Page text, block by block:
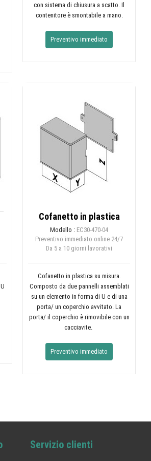
con sistema di chiusura a scatto. Il
contenitore è smontabile a mano.
Preventivo immediato
Cofanetto in plastica
Modello : EC30-470-04
Preventivo immediato online 24/7
Da 5 a 10 giorni lavorativi
Cofanetto in plastica su misura.
Composto da due pannelli assemblati
su un elemento in forma di U e di una
porta/ un coperchio avvitato. La
porta/ il coperchio è rimovibile con un
cacciavite.
Preventivo immediato
Servizio clienti